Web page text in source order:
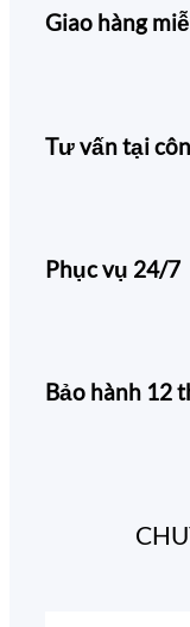
Giao hàng
Tư vấn tại
Phục vụ 24/7
Bảo hành 12